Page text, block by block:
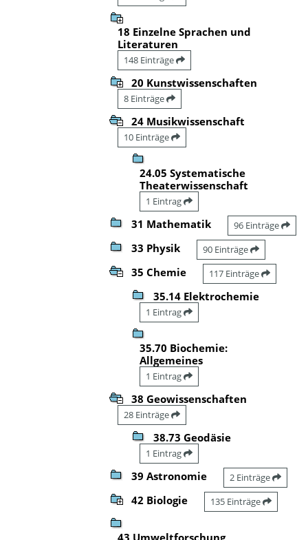
18 Einzelne Sprachen und
Literaturen
148 Einträge
20 Kunstwissenschaften
8 Einträge
24 Musikwissenschaft
10 Einträge
24.05 Systematische
Theaterwissenschaft
1 Eintrag
31 Mathematik 96 Einträge
33 Physik 90 Einträge
35 Chemie 117 Einträge
35.14 Elektrochemie
1 Eintrag
35.70 Biochemie:
Allgemeines
1 Eintrag
38 Geowissenschaften
28 Einträge
38.73 Geodäsie
1 Eintrag
39 Astronomie 2 Einträge
42 Biologie 135 Einträge
43 Umweltforschung,